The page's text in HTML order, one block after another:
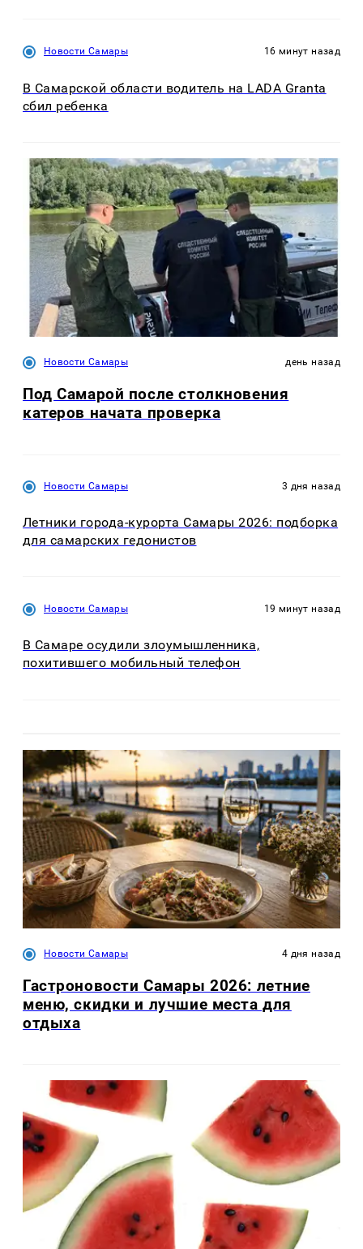
Новости Самары 16 минут назад
В Самарской области водитель на LADA Granta
сбил ребенка
Новости Самары день назад
Под Самарой после столкновения
катеров начата проверка
Новости Самары 3 дня назад
Летники города-курорта Самары 2026: подборка
для самарских гедонистов
Новости Самары 19 минут назад
В Самаре осудили злоумышленника,
похитившего мобильный телефон
Новости Самары 4 дня назад
Гастроновости Самары 2026: летние
меню, скидки и лучшие места для
отдыха